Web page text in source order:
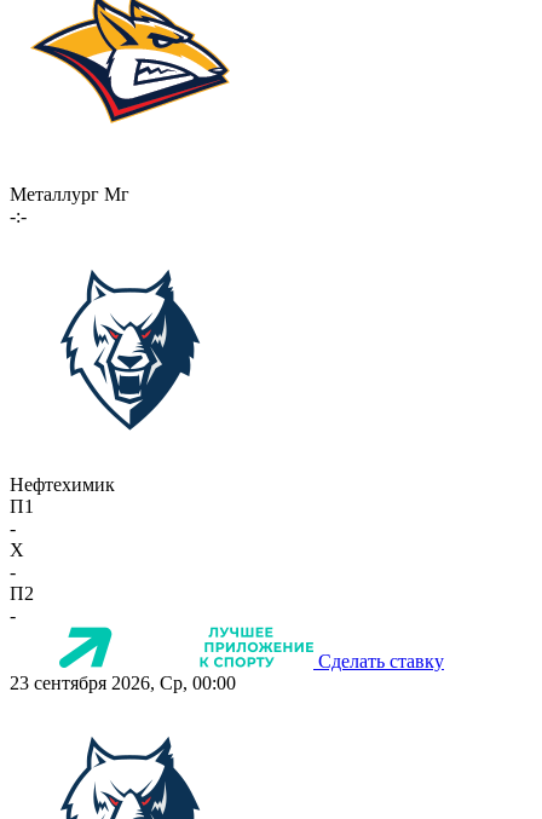
Металлург Мг
-:-
Нефтехимик
П1
-
X
-
П2
-
Сделать ставку
23 сентября 2026, Ср, 00:00